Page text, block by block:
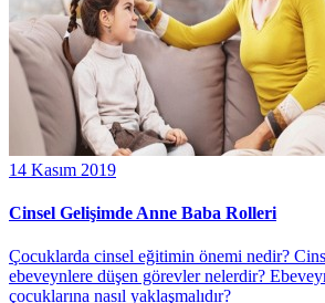
14 Kasım 2019
Cinsel Gelişimde Anne Baba Rolleri
Çocuklarda cinsel eğitimin önemi nedir?
ebeveynlere düşen görevler nelerdir?
çocuklarına nasıl yaklaşmalıdır?